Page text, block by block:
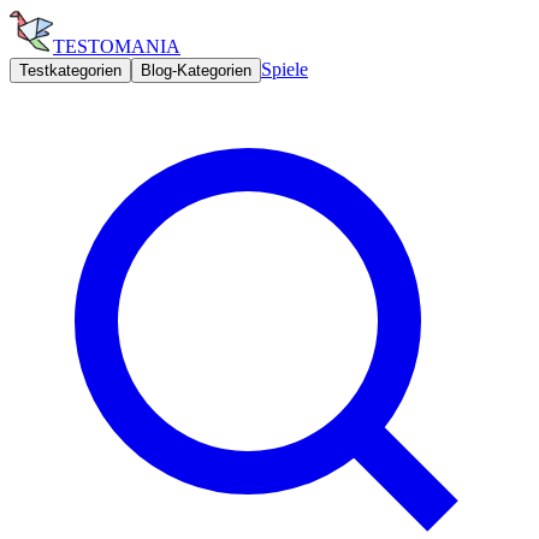
TESTOMANIA
Testkategorien Blog-Kategorien Spiele